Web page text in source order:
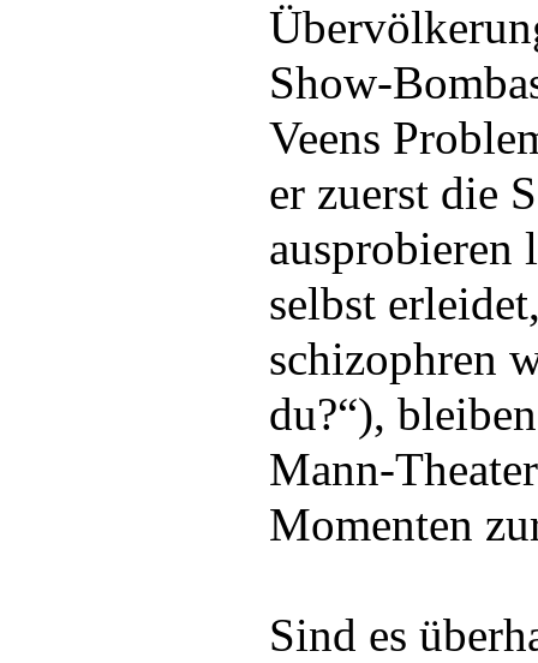
Show-
Veens
er zuerst die
ausprobieren
selbst
schizophren
du?“),
Mann-
Momenten
Sind es